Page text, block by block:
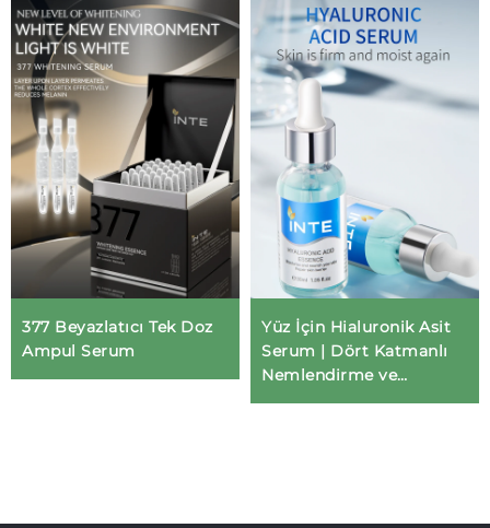
377 Beyazlatıcı Tek Doz
Ampul Serum
Yüz İçin Hialuronik Asit
Serum | Dört Katmanlı
Nemlendirme ve
Sakinleştirici Yaşlanmaya